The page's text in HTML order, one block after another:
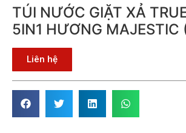
TÚI NƯỚC GIẶT XẢ
5IN1 HƯƠNG MAJESTIC
Liên hệ